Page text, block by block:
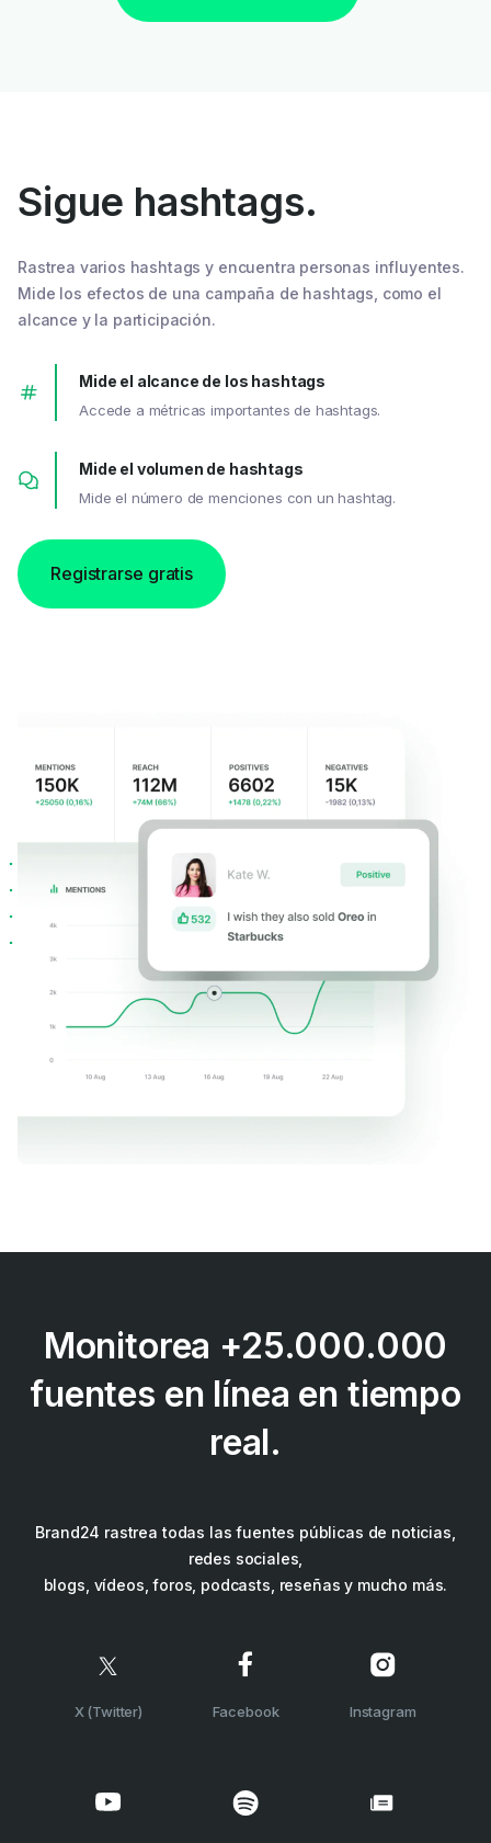
Sigue hashtags.
Rastrea varios hashtags y encuentra personas influyentes.
Mide los efectos de una campaña de hashtags, como el
alcance y la participación.
Mide el alcance de los hashtags
Accede a métricas importantes de hashtags.
Mide el volumen de hashtags
Mide el número de menciones con un hashtag.
Registrarse gratis
Monitorea +25.000.000
fuentes en línea en tiempo
real.
Brand24 rastrea todas las fuentes públicas de noticias,
redes sociales,
blogs, vídeos, foros, podcasts, reseñas y mucho más.
X (Twitter) Facebook Instagram